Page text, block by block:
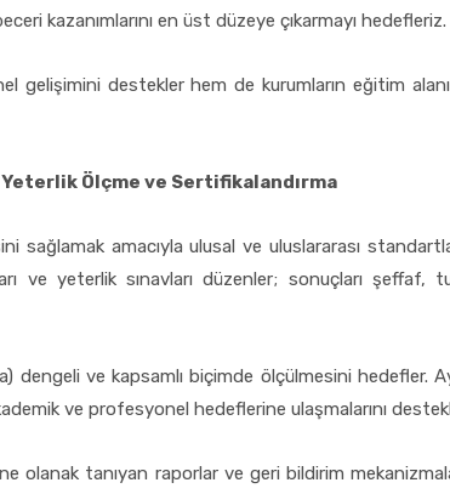
kazanımlarını en üst düzeye çıkarmayı hedefleriz.
gelişimini destekler hem de kurumların eğitim
Ölçme ve Sertifikalandırma
amacıyla ulusal ve uluslararası
ve yeterlik sınavları düzenler; sonuçları şeffaf,
dengeli ve kapsamlı biçimde ölçülmesini hedefler.
ve profesyonel hedeflerine ulaşmalarını
olanak tanıyan raporlar ve geri bildirim